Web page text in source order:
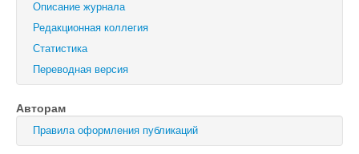
Письма в Журнал технической физики
Физика твердого тела
Физика и техника полупроводников
Оптика и спектроскопия
Поиск
Описание журнала
Редакционная коллегия
Статистика
Переводная версия
Авторам
Правила оформления публикаций